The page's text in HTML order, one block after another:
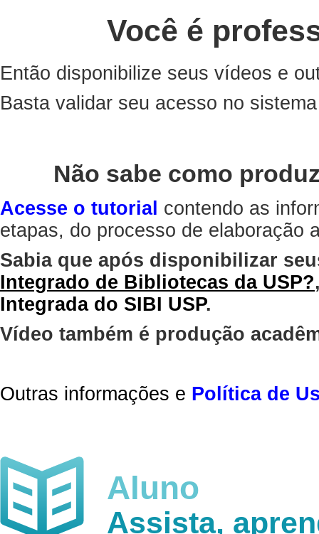
Você é
Então disponibilize seus vídeos e
Basta validar seu acesso no
Não sabe como
Acesse o tutorial contendo as
etapas, do processo de elaboração
Sabia que após disponibilizar
Integrado de Bibliotecas da USP?
Integrada do SIBI USP.
Vídeo também é produção
Outras informações e Política de
Aluno
Assista,